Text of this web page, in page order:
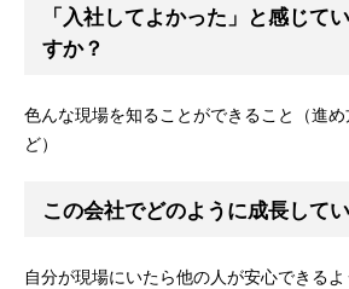
「入社してよかった」と感じて
すか？
色んな現場を知ることができること（進
ど）
この会社でどのように成長して
自分が現場にいたら他の人が安心できる